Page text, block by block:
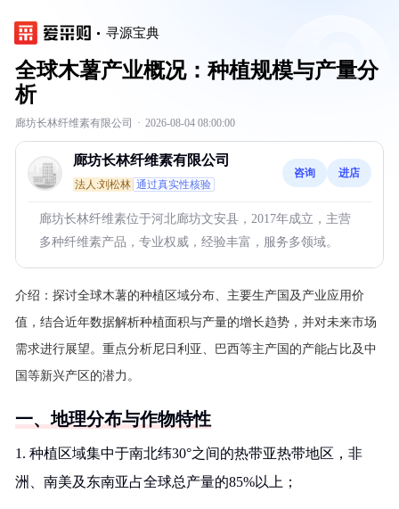
寻源宝典
全球木薯产业概况：种植规模与产量分
析
廊坊长林纤维素有限公司 · 2026-08-04 08:00:00
廊坊长林纤维素有限公司
法人:刘松林 通过真实性核验
咨询 进店
廊坊长林纤维素位于河北廊坊文安县，2017年成立，主营
多种纤维素产品，专业权威，经验丰富，服务多领域。
介绍： 探讨全球木薯的种植区域分布、主要生产国及产业应用价
值，结合近年数据解析种植面积与产量的增长趋势，并对未来市场
需求进行展望。重点分析尼日利亚、巴西等主产国的产能占比及中
国等新兴产区的潜力。
一、地理分布与作物特性
1. 种植区域集中于南北纬30°之间的热带亚热带地区，非
洲、南美及东南亚占全球总产量的85%以上；